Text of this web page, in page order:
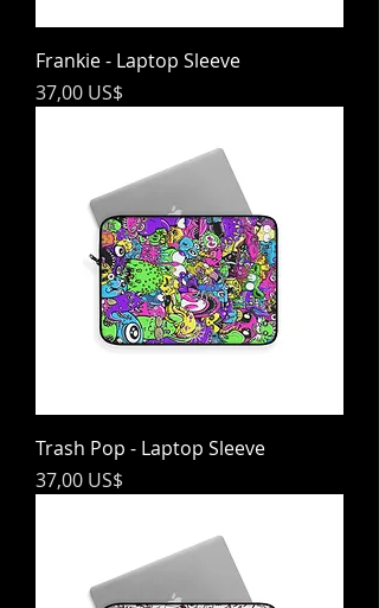
Frankie - Laptop Sleeve
Precio
37,00 US$
Trash Pop - Laptop Sleeve
Precio
37,00 US$